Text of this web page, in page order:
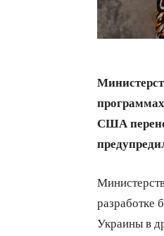
США
разработке
Украины в